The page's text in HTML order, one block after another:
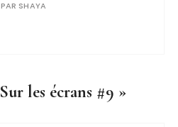
PAR SHAYA
Sur les écrans #9 »